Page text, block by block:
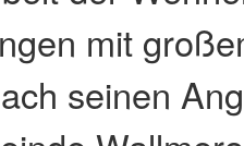
mit
seinen